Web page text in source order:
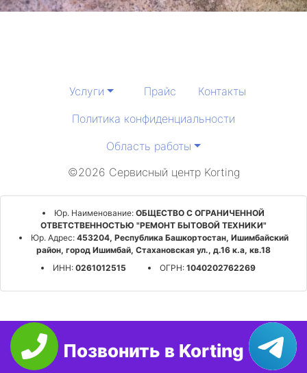
Услуги Прайс
Контакты
Политика конфиденциальности
Область работы
©2026 Сервисный центр Korting
Юр. Наименование: ОБЩЕСТВО С ОГРАНИЧЕННОЙ
ОТВЕТСТВЕННОСТЬЮ "РЕМОНТ БЫТОВОЙ ТЕХНИКИ"
Юр. Адрес:453204, Республика Башкортостан, Ишимбайский
район, город Ишимбай, Стахановская ул., д.16 к.а, кв.18
ИНН:0261012515 ОГРН:1040202762269
Позвонить в Korting